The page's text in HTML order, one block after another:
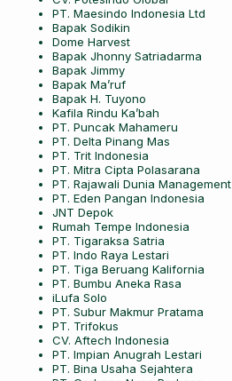
PT. Maesindo Indonesia Ltd
Bapak Sodikin
Dome Harvest
Bapak Jhonny Satriadarma
Bapak Jimmy
Bapak Ma’ruf
Bapak H. Tuyono
Kafila Rindu Ka’bah
PT. Puncak Mahameru
PT. Delta Pinang Mas
PT. Trit Indonesia
PT. Mitra Cipta Polasarana
PT. Rajawali Dunia Management
PT. Eden Pangan Indonesia
JNT Depok
Rumah Tempe Indonesia
PT. Tigaraksa Satria
PT. Indo Raya Lestari
PT. Tiga Beruang Kalifornia
PT. Bumbu Aneka Rasa
iLufa Solo
PT. Subur Makmur Pratama
PT. Trifokus
CV. Aftech Indonesia
PT. Impian Anugrah Lestari
PT. Bina Usaha Sejahtera